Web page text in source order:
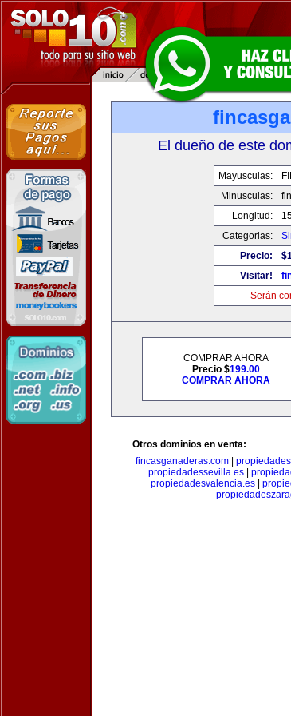
El dueño de este
Mayusculas:
Minusculas:
Longitud:
Categorias:
Precio:
Visitar!
Serán
COMPRAR AHORA
Precio $199.00
COMPRAR AHORA
Otros dominios en venta:
fincasganaderas.com
propiedadessevilla.es
propiedadesvalencia.es|